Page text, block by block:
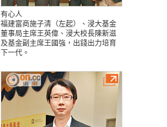
有心人
福建富商施子清（左起）、浸大基金
董事局主席王英偉、浸大校長陳新滋
及基金副主席王國強，出錢出力培育
下一代。